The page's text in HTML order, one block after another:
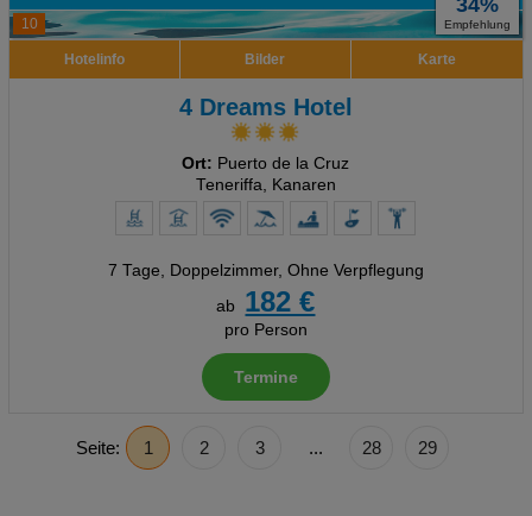
10
34%
Empfehlung
Hotelinfo Bilder Karte
4 Dreams Hotel
Ort: Puerto de la Cruz
Teneriffa, Kanaren
7 Tage, Doppelzimmer, Ohne Verpflegung
ab
182 €
pro Person
Termine
Seite: 1 2 3 ... 28 29